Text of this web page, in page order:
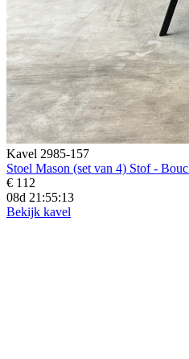
Kavel 2985-157
Stoel Mason (set van 4) Stof -
€ 112
08d 21:55:12
Bekijk kavel